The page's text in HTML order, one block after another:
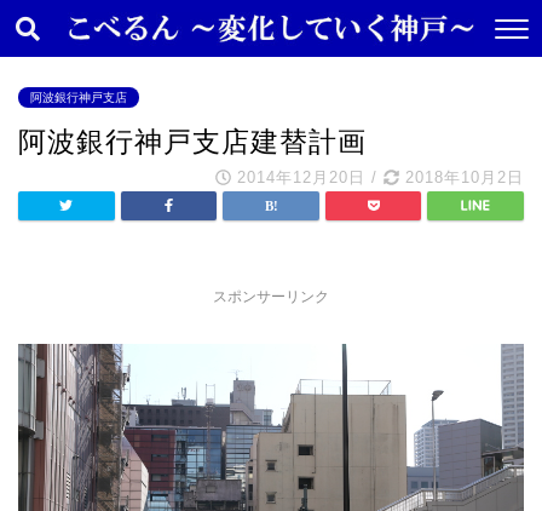
阿波銀行神戸支店
阿波銀行神戸支店建替計画
2014年12月20日 / 2018年10月2日
スポンサーリンク